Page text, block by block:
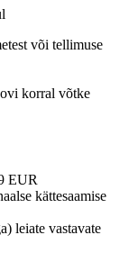
või tellimuse
korral võtke
EUR
kättesaamise
leiate vastavate